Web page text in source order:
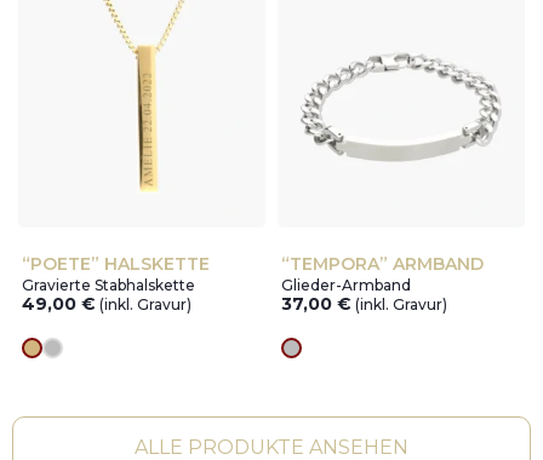
“POETE” HALSKETTE
Gravierte Stabhalskette
49,00€ (inkl. Gravur)
Goldes
silver
“TEMPORA” ARMBAND
Glieder-Armband
37,00€ (inkl. Gravur)
silver
ALLE PRODUKTE ANSEHEN